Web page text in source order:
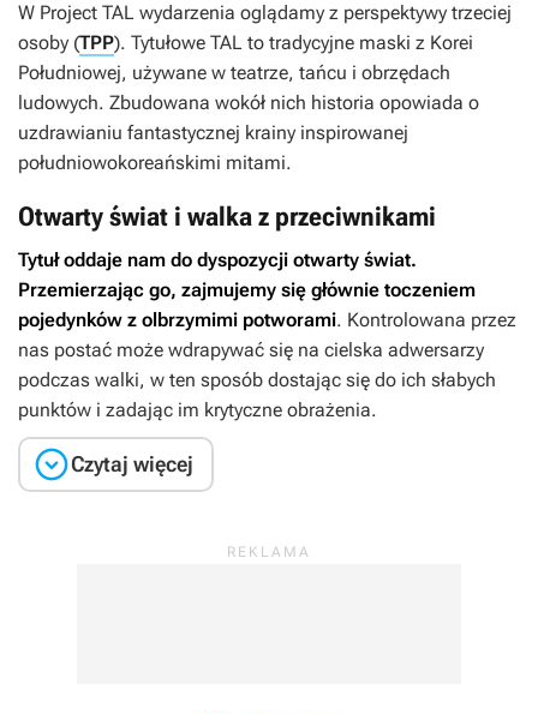
W Project TAL wydarzenia oglądamy z perspektywy trzeciej
osoby (TPP). Tytułowe TAL to tradycyjne maski z Korei
Południowej, używane w teatrze, tańcu i obrzędach
ludowych. Zbudowana wokół nich historia opowiada o
uzdrawianiu fantastycznej krainy inspirowanej
południowokoreańskimi mitami.
Otwarty świat i walka z przeciwnikami
Tytuł oddaje nam do dyspozycji otwarty świat.
Przemierzając go, zajmujemy się głównie toczeniem
pojedynków z olbrzymimi potworami. Kontrolowana przez
nas postać może wdrapywać się na cielska adwersarzy
podczas walki, w ten sposób dostając się do ich słabych
punktów i zadając im krytyczne obrażenia.
Czytaj więcej